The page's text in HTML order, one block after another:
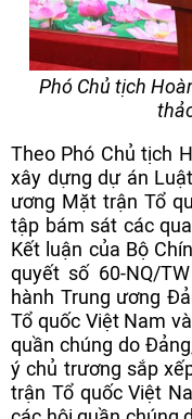
Phó Chủ tịch
Theo Phó Chủ tịch
xây dựng dự án
ương Mặt trận Tổ
tập bám sát các
Kết luận của Bộ
quyết số 60-NQ/
hành Trung ương
Tổ quốc Việt Nam
quần chúng do
ý chủ trương sắp
trận Tổ quốc Việt